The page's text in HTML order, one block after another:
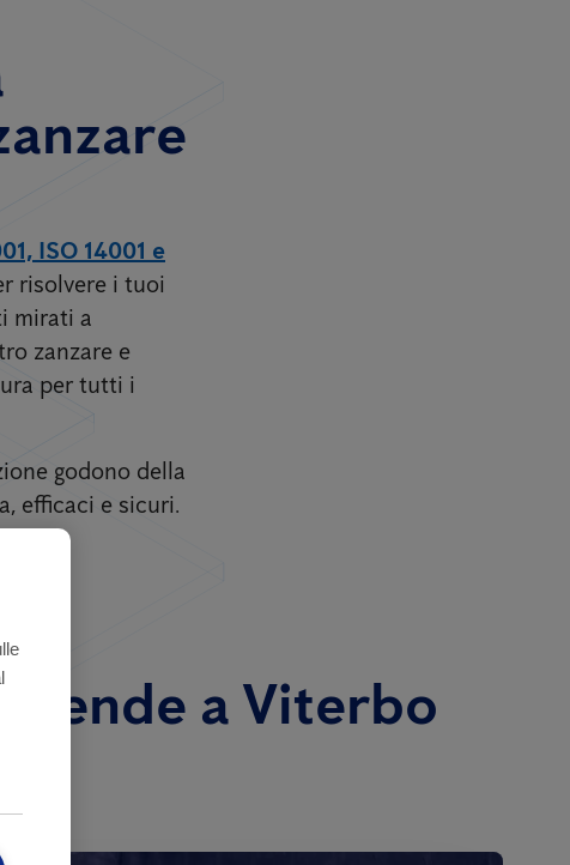
ISO 14001 e
risolvere i tuoi
mirati a
zanzare e
per tutti i
godono della
efficaci e sicuri.
a Viterbo